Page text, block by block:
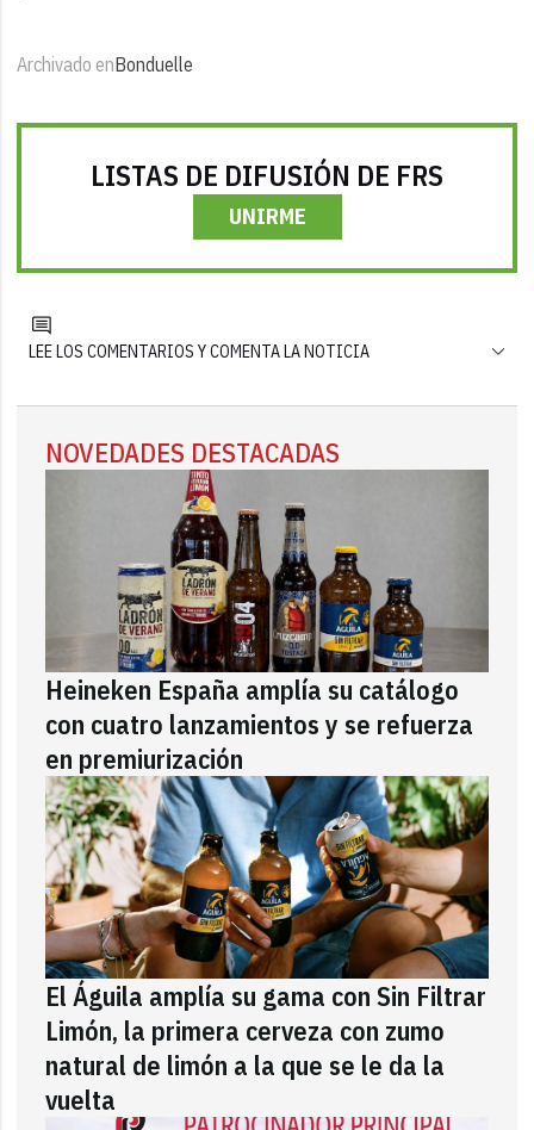
Archivado enBonduelle
LISTAS DE DIFUSIÓN DE FRS
UNIRME
LEE LOS COMENTARIOS Y COMENTA LA NOTICIA
NOVEDADES DESTACADAS
Heineken España amplía su catálogo
con cuatro lanzamientos y se refuerza
en premiurización
El Águila amplía su gama con Sin Filtrar
Limón, la primera cerveza con zumo
natural de limón a la que se le da la
vuelta